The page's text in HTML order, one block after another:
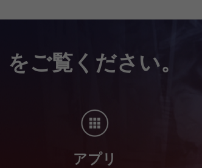
をご覧ください。
アプリ